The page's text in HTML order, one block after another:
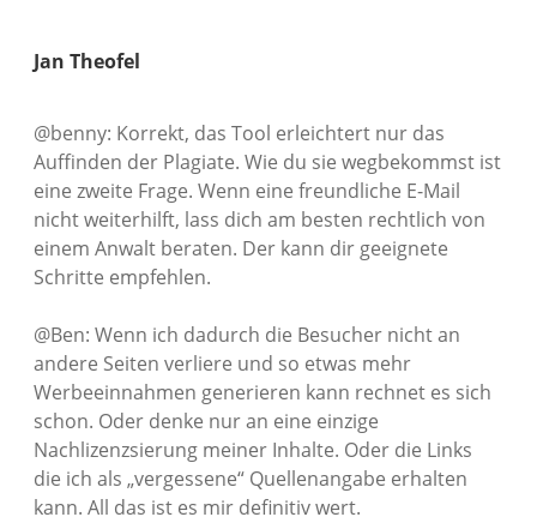
Jan Theofel
@benny: Korrekt, das Tool erleichtert nur das
Auffinden der Plagiate. Wie du sie wegbekommst ist
eine zweite Frage. Wenn eine freundliche E-Mail
nicht weiterhilft, lass dich am besten rechtlich von
einem Anwalt beraten. Der kann dir geeignete
Schritte empfehlen.
@Ben: Wenn ich dadurch die Besucher nicht an
andere Seiten verliere und so etwas mehr
Werbeeinnahmen generieren kann rechnet es sich
schon. Oder denke nur an eine einzige
Nachlizenzsierung meiner Inhalte. Oder die Links
die ich als „vergessene“ Quellenangabe erhalten
kann. All das ist es mir definitiv wert.